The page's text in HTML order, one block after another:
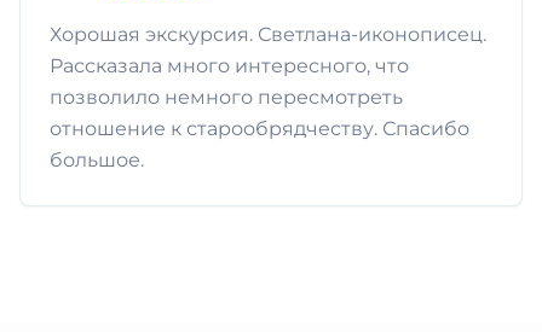
Хорошая экскурсия. Светлана-иконописец.
Рассказала много интересного, что
позволило немного пересмотреть
отношение к старообрядчеству. Спасибо
большое.